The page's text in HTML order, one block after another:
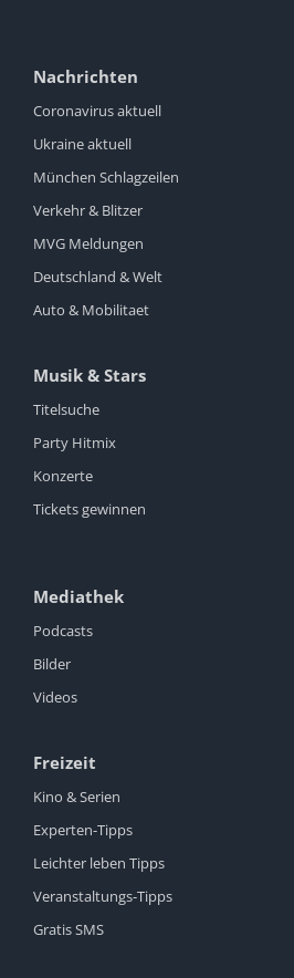
Nachrichten
Coronavirus aktuell
Ukraine aktuell
München Schlagzeilen
Verkehr & Blitzer
MVG Meldungen
Deutschland & Welt
Auto & Mobilitaet
Musik & Stars
Titelsuche
Party Hitmix
Konzerte
Tickets gewinnen
Mediathek
Podcasts
Bilder
Videos
Freizeit
Kino & Serien
Experten-Tipps
Leichter leben Tipps
Veranstaltungs-Tipps
Gratis SMS